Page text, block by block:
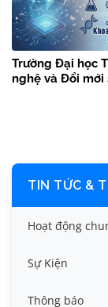
Trường Đại học
nghệ và Đổi mới
TIN TỨC &
Hoạt động
Tin công
Tin đào tạo
Sự Kiện
Thông báo